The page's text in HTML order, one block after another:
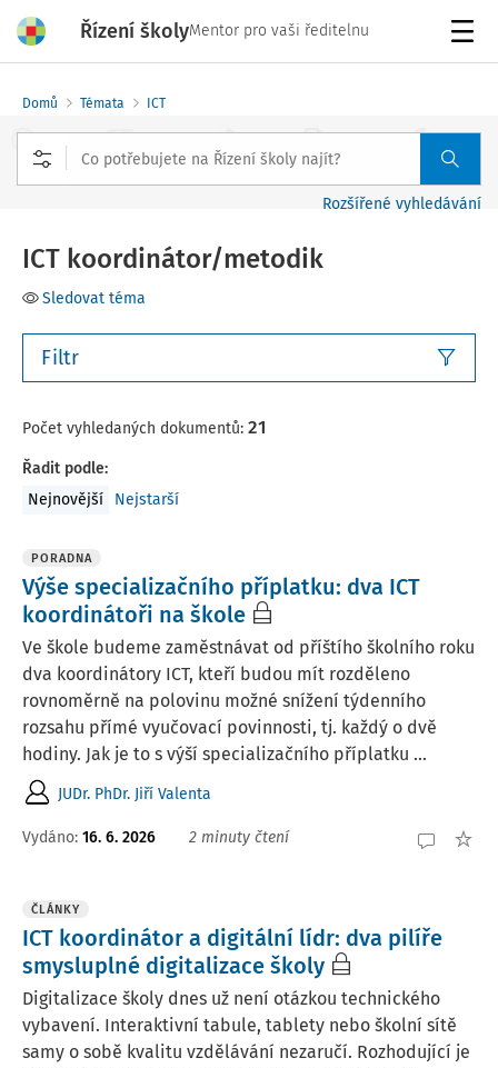
Řízení školyMentor pro vaši ředitelnu
Domů Témata ICT
Rozšířené vyhledávání
ICT koordinátor/metodik
Sledovat téma
Filtr
Počet vyhledaných dokumentů: 21
Řadit podle:
Nejnovější
Nejstarší
PORADNA
Výše specializačního příplatku: dva ICT
koordinátoři na škole
Ve škole budeme zaměstnávat od příštího školního roku
dva koordinátory ICT, kteří budou mít rozděleno
rovnoměrně na polovinu možné snížení týdenního
rozsahu přímé vyučovací povinnosti, tj. každý o dvě
hodiny. Jak je to s výší specializačního příplatku ...
JUDr. PhDr. Jiří Valenta
Vydáno: 16. 6. 2026 2 minuty čtení
ČLÁNKY
ICT koordinátor a digitální lídr: dva pilíře
smysluplné digitalizace školy
Digitalizace školy dnes už není otázkou technického
vybavení. Interaktivní tabule, tablety nebo školní sítě
samy o sobě kvalitu vzdělávání nezaručí. Rozhodující je